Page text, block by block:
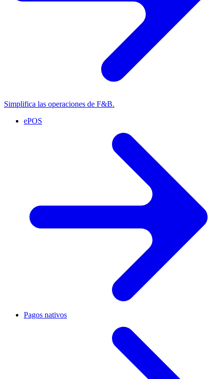
Simplifica las operaciones de F&B.
ePOS
Pagos nativos